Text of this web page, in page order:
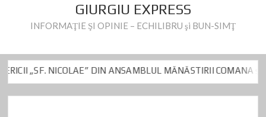
GIURGIU EXPRESS
INFORMAŢIE ŞI OPINIE – ECHILIBRU şi BUN-SIMŢ
NICOLAE” DIN ANSAMBLUL MĂNĂSTIRII COMANA și a